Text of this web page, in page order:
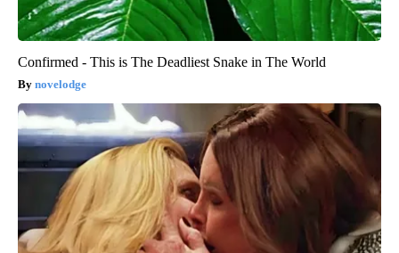
Confirmed - This is The Deadliest Snake in The World
novelodge